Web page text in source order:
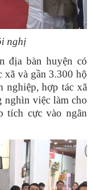
nghị
địa bàn huyện có
xã và gần 3.300 hộ
nghiệp, hợp tác xã
nghìn việc làm cho
tích cực vào ngân